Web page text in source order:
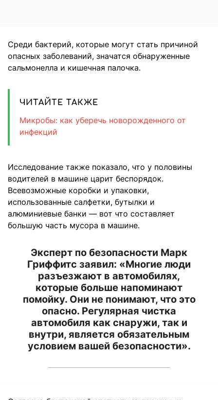
Среди бактерий, которые могут стать причиной
опасных заболеваний, значатся обнаруженные
сальмонелла и кишечная палочка.
ЧИТАЙТЕ ТАКЖЕ
Микробы: как уберечь новорожденного от
инфекций
Исследование также показало, что у половины
водителей в машине царит беспорядок.
Всевозможные коробки и упаковки,
использованные салфетки, бутылки и
алюминиевые банки — вот что составляет
большую часть мусора в машине.
Эксперт по безопасности Марк
Гриффитс заявил: «Многие люди
разъезжают в автомобилях,
которые больше напоминают
помойку. Они не понимают, что это
опасно. Регулярная чистка
автомобиля как снаружи, так и
внутри, является обязательным
условием вашей безопасности».